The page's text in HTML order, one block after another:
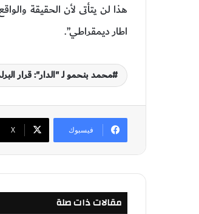
هذا لن يتأتى لأن الحقيقة
اطار ديمقراطي”.
محمد بنحمو لـ "الدار": قرار
فيسبوك ‫X
مقالات ذات صلة